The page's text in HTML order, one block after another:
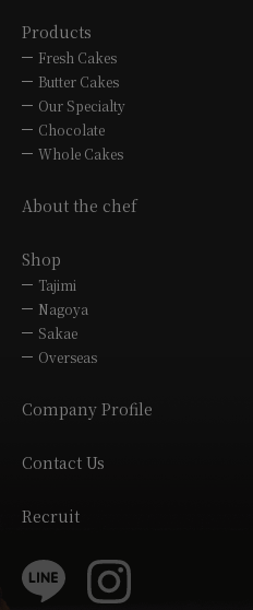
Products
Fresh Cakes
Butter Cakes
Our Specialty
Chocolate
Whole Cakes
About the chef
Shop
Tajimi
Nagoya
Sakae
Overseas
Company Profile
Contact Us
Recruit